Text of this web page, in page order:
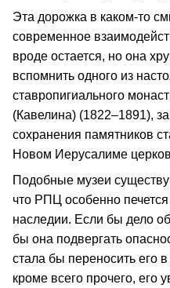
Эта дорожка в каком-то
современное
вроде остается, но она
вспомнить одного из
ставропигиального
(Кавелина) (1822–1891),
сохранения памятников
Новом Иерусалиме
Подобные музеи
что РПЦ особенно
наследии. Если бы дело
бы она подвергать
стала бы переносить его
кроме всего прочего, его